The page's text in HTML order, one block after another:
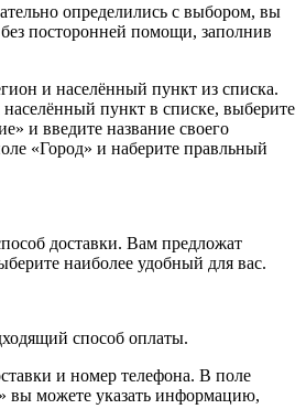
определились с выбором, вы
посторонней помощи, заполнив
и населённый пункт из списка.
пункт в списке, выберите
и введите название своего
«Город» и наберите правльный
доставки. Вам предложат
наиболее удобный для вас.
способ оплаты.
и номер телефона. В поле
вы можете указать информацию,